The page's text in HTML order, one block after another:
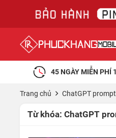
45 NGÀY MIỄN PHÍ
Trang chủ ChatGPT prompt
Từ khóa: ChatGPT